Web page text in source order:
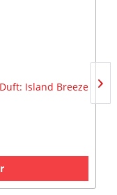
Island Breeze